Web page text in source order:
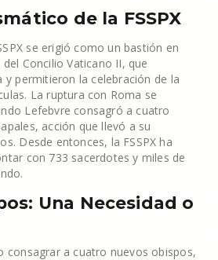
de la FSSPX
se erigió como un bastión en
Concilio Vaticano II, que
y permitieron la celebración de la
La ruptura con Roma se
Lefebvre consagró a cuatro
acción que llevó a su
Desde entonces, la FSSPX ha
con 733 sacerdotes y miles de
Una Necesidad o
consagrar a cuatro nuevos obispos,